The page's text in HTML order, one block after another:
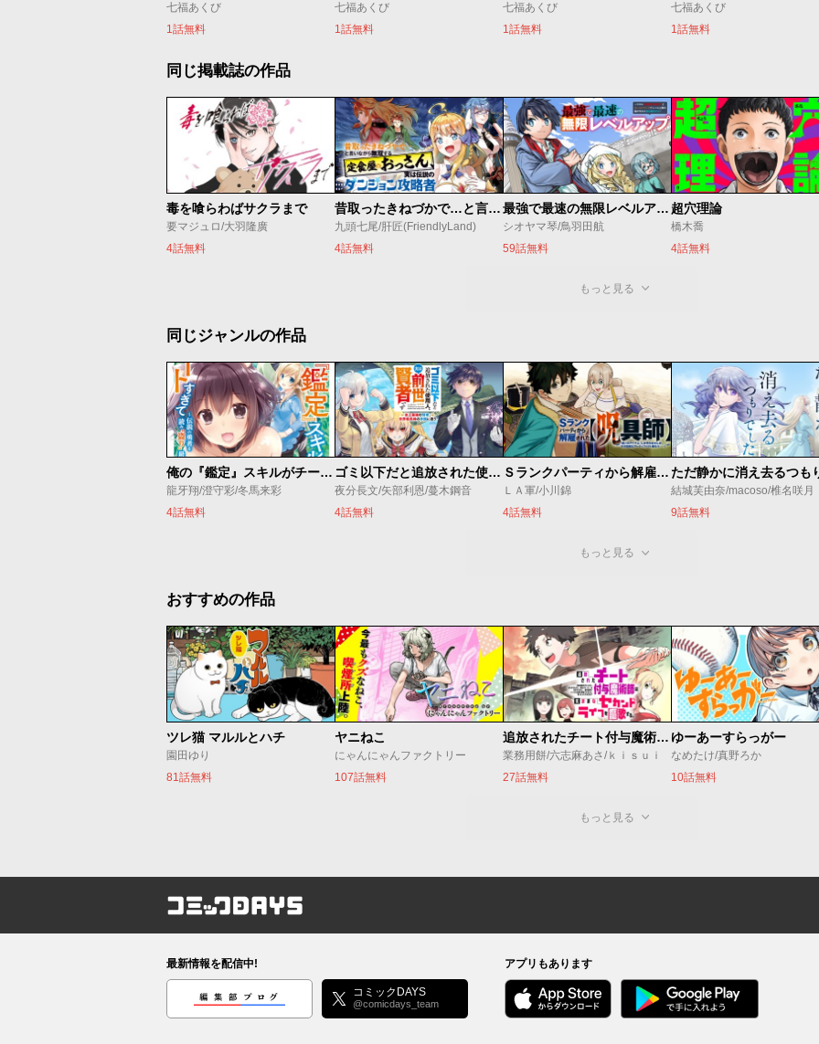
七福あくび
1話無料
七福あくび
1話無料
七福あくび
1話無料
七福あくび
1話無料
同じ掲載誌の作品
毒を喰らわばサクラまで
要マジュロ/大羽隆廣
4話無料
昔取ったきねづかで…と言いながら無双する定食屋のおっさん、実は伝説のダンジョン攻略者
九頭七尾/肝匠(FriendlyLand)
4話無料
最強で最速の無限レベルアップ ～スキル【経験値１０００倍】と【レベルフリー】でレベル上限の枷が外れた俺は無双する～
シオヤマ琴/鳥羽田航
59話無料
超穴理論
橋木喬
4話無料
もっと見る
同じジャンルの作品
俺の『鑑定』スキルがチートすぎて
龍牙翔/澄守彩/冬馬来彩
4話無料
ゴミ以下だと追放された使用人、実は前世賢者です ～史上最強の賢者、世界最高峰の学園に通う～
夜分長文/矢部利恩/蔓木鋼音
4話無料
Ｓランクパーティから解雇された【呪具師】～『呪いのアイテム』しか作れませんが、その性能はアーティファクト級なり……！～
ＬＡ軍/小川錦
4話無料
結城芙由奈/macoso/椎名咲月
9話無料
もっと見る
おすすめの作品
ツレ猫 マルルとハチ
園田ゆり
81話無料
ヤニねこ
にゃんにゃんファクトリー
107話無料
追放されたチート付与魔術師は気ままなセカンドライフを謳歌する。 ～俺は武器だけじゃなく、あらゆるものに『強化ポイント』を付与できるし、俺の意思でいつでも効果を解除できるけど、残った人たち大丈夫？～
業務用餅/六志麻あさ/ｋｉｓｕｉ
27話無料
ゆーあーすらっがー
なめたけ/真野ろか
10話無料
もっと見る
コミックDAYS
最新情報を配信中!
編集部ブログ コミックDAYS
@comicdays_team
アプリもあります